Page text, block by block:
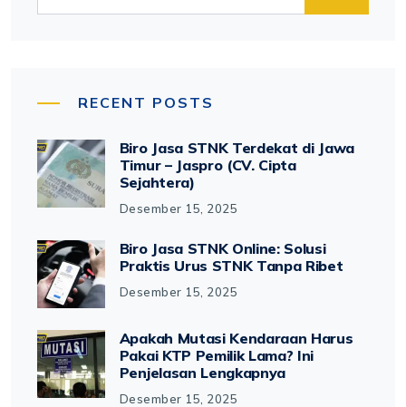
RECENT POSTS
Biro Jasa STNK Terdekat di Jawa
Timur – Jaspro (CV. Cipta
Sejahtera)
Desember 15, 2025
Biro Jasa STNK Online: Solusi
Praktis Urus STNK Tanpa Ribet
Desember 15, 2025
Apakah Mutasi Kendaraan Harus
Pakai KTP Pemilik Lama? Ini
Penjelasan Lengkapnya
Desember 15, 2025